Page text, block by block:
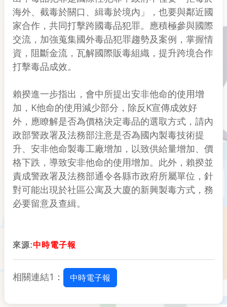
海外、截毒於關口、緝毒於境內」，也要與鄰近國
家合作，共同打擊跨國毒品犯罪。應積極參與國際
交流，加強蒐集國外毒品犯罪趨勢及案例，掌握情
資，阻斷金流，瓦解國際販毒組織，提升跨境合作
打擊毒品成效。
賴揆進一步指出，會中所提出安非他命的使用增
加，K他命的使用減少部分，除反K宣傳成效好
外，應瞭解是否為價格決定毒品的選取方式，請內
政部警政署及法務部注意是否為國內製毒技術提
升、安非他命製毒工廠增加，以致供給量增加、價
格下跌，導致安非他命的使用增加。此外，賴揆並
責成警政署及法務部通令各縣市政府所屬單位，針
對可能出現於社區公寓及大廈的新興製毒方式，務
必要留意及查緝。
來源:中時電子報
相關連結1： 中時電子報